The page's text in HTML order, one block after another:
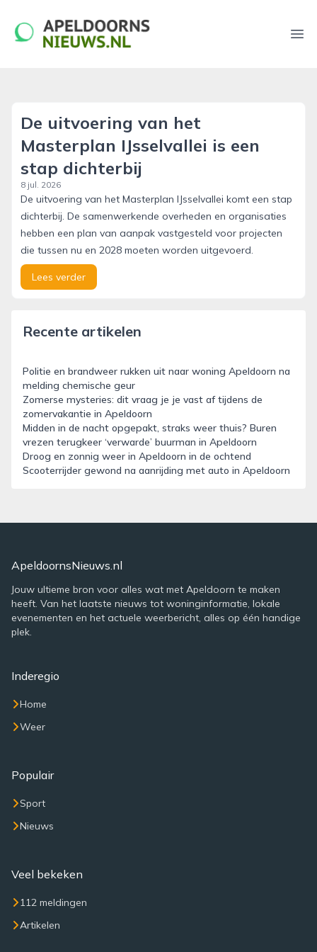
apeldoornsnieuws.nl
De uitvoering van het
Masterplan IJsselvallei is een
stap dichterbij
8 jul. 2026
De uitvoering van het Masterplan IJsselvallei komt een stap
dichterbij. De samenwerkende overheden en organisaties
hebben een plan van aanpak vastgesteld voor projecten
die tussen nu en 2028 moeten worden uitgevoerd.
Lees verder
Recente artikelen
Politie en brandweer rukken uit naar woning Apeldoorn na
melding chemische geur
Zomerse mysteries: dit vraag je je vast af tijdens de
zomervakantie in Apeldoorn
Midden in de nacht opgepakt, straks weer thuis? Buren
vrezen terugkeer ‘verwarde’ buurman in Apeldoorn
Droog en zonnig weer in Apeldoorn in de ochtend
Scooterrijder gewond na aanrijding met auto in Apeldoorn
ApeldoornsNieuws.nl
Jouw ultieme bron voor alles wat met Apeldoorn te maken
heeft. Van het laatste nieuws tot woninginformatie, lokale
evenementen en het actuele weerbericht, alles op één handige
plek.
Inderegio
Home
Weer
Populair
Sport
Nieuws
Veel bekeken
112 meldingen
Artikelen